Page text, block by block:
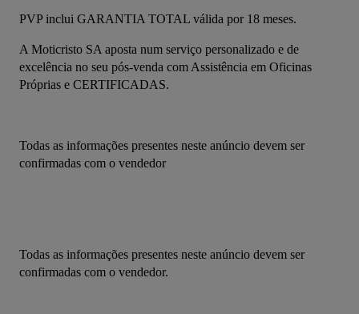
PVP inclui GARANTIA TOTAL válida por 18 meses.
A Moticristo SA aposta num serviço personalizado e de
excelência no seu pós-venda com Assistência em Oficinas
Próprias e CERTIFICADAS.
Todas as informações presentes neste anúncio devem ser
confirmadas com o vendedor
Todas as informações presentes neste anúncio devem ser
confirmadas com o vendedor.